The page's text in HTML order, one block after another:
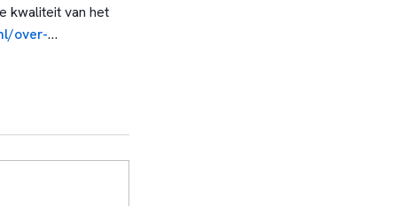
kwaliteit van het
over-